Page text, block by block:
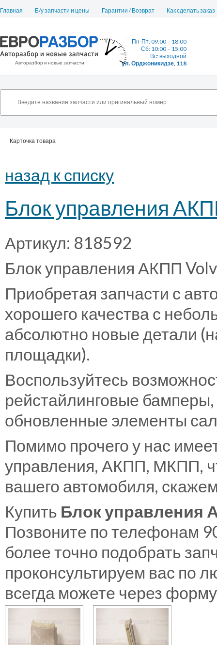
Главная Б/у запчасти и цены Гарантии / Возврат Как сделать заказ
Авторазбор и новые запчасти
Пн-Пт: 09:00 – 18:00
Сб: 10:00 – 15:00
Вс: выходной
ул. Орджоникидзе, 118
Карточка товара
назад к списку
Блок управления
Артикул: 818592
Блок управления АКПП
Приобретая запчасти с
хорошего качества с
абсолютно новые детали
площадки).
Воспользуйтесь
рейстайлинговые
обновленные элементы
Помимо прочего у нас
управления, АКПП, МКПП,
вашего автомобиля,
Купить Блок управления
Позвоните по телефонам
более точно подобрать
проконсультируем вас по
всегда можете через